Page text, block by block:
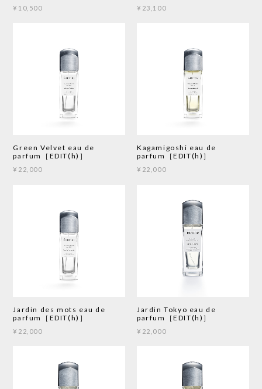
¥10,500 ¥23,100
Green Velvet eau de
parfum［EDIT(h)］
¥22,000
Kagamigoshi eau de
parfum［EDIT(h)］
¥22,000
Jardin des mots eau de
parfum［EDIT(h)］
¥22,000
Jardin Tokyo eau de
parfum［EDIT(h)］
¥22,000